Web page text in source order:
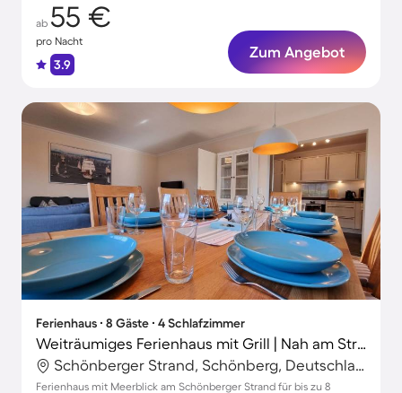
ab 55 €
pro Nacht
3.9
Zum Angebot
Ferienhaus ∙ 8 Gäste ∙ 4 Schlafzimmer
Weiträumiges Ferienhaus mit Grill | Nah am Strand
Schönberger Strand, Schönberg, Deutschland
Ferienhaus mit Meerblick am Schönberger Strand für bis zu 8